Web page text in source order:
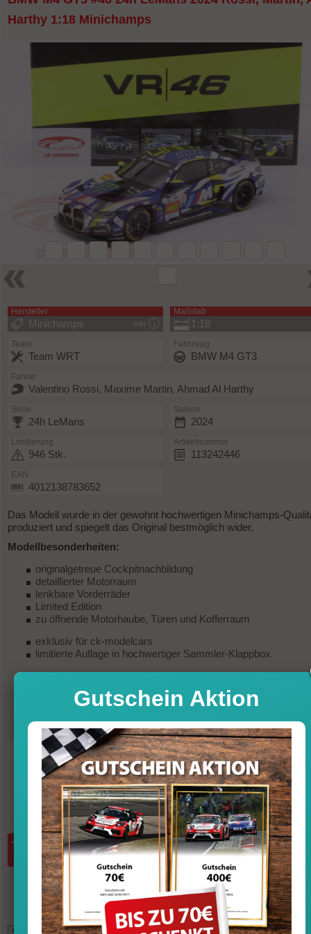
Harthy 1:18 Minichamps
Hersteller
Info
Minichamps
Maßstab
1:18
Team
Team WRT
Fahrzeug
BMW M4 GT3
Fahrer
Valentino Rossi, Maxime Martin, Ahmad Al Harthy
Serie
24h LeMans
Saison
2024
Limitierung
946 Stk.
Artikelnummer
113242446
EAN
4012138783652
Das Modell wurde in der gewohnt hochwertigen Minichamps-
produziert und spiegelt das Original bestmöglich wider.
Modellbesonderheiten:
originalgetreue Cockpitnachbildung
detaillierter Motorraum
lenkbare Vorderräder
Limited Edition
zu öffnende Motorhaube, Türen und Kofferraum
exklusiv für ck-modelcars
limitierte Auflage in hochwertiger Sammler-Klappbox
Preis 169,95
Sofort versandfertig, Lieferfrist 1-3
inkl. MwSt. zzgl.
Menge: in den Warenkorb
Gutschein Aktion